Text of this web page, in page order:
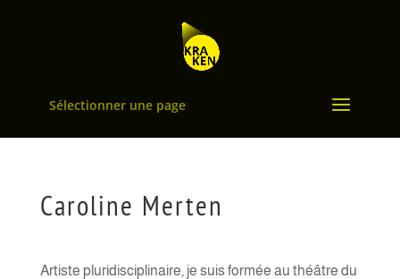
Sélectionner une page
Caroline Merten
Artiste pluridisciplinaire, je suis formée au théâtre du